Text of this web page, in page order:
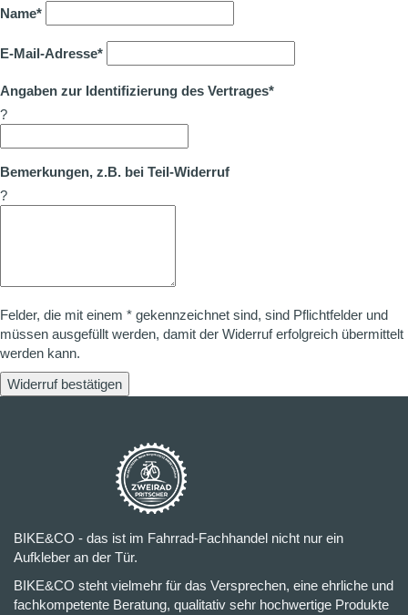
Name*
E-Mail-Adresse*
Angaben zur Identifizierung des Vertrages*
?
Bemerkungen, z.B. bei Teil-Widerruf
?
Felder, die mit einem * gekennzeichnet sind, sind Pflichtfelder und
müssen ausgefüllt werden, damit der Widerruf erfolgreich übermittelt
werden kann.
Widerruf bestätigen
BIKE&CO - das ist im Fahrrad-Fachhandel nicht nur ein
Aufkleber an der Tür.
BIKE&CO steht vielmehr für das Versprechen, eine ehrliche und
fachkompetente Beratung, qualitativ sehr hochwertige Produkte